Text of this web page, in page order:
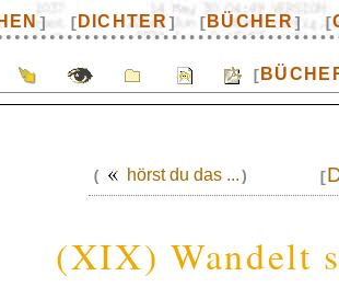
] [ DICHTER] [ BÜCHER] [
[
( hörst du das ...) [
(XIX) Wandelt